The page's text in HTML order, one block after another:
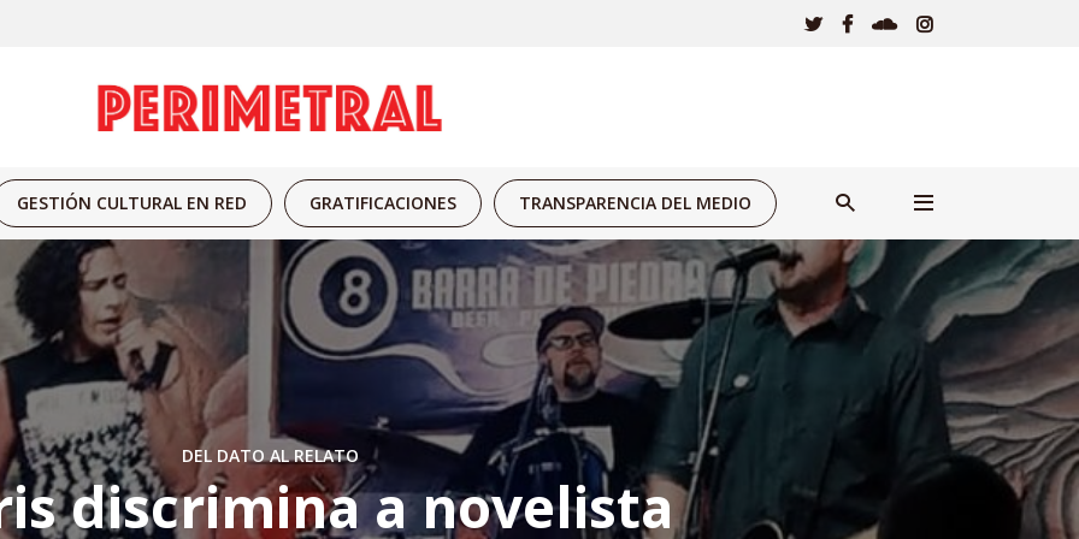
GESTIÓN CULTURAL EN RED GRATIFICACIONES TRANSPARENCIA DEL MEDIO
DEL DATO AL RELATO
discrimina a novelista